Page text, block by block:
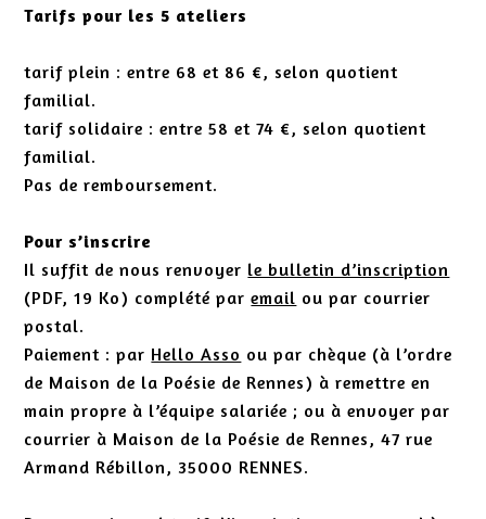
Tarifs pour les 5 ateliers
tarif plein : entre 68 et 86 €, selon quotient
familial.
tarif solidaire : entre 58 et 74 €, selon quotient
familial.
Pas de remboursement.
Pour s’inscrire
Il suffit de nous renvoyer le bulletin d’inscription
(PDF, 19 Ko) complété paremail ou par courrier
postal.
Paiement : par Hello Asso ou par chèque (à l’ordre
de Maison de la Poésie de Rennes) à remettre en
main propre à l’équipe salariée ; ou à envoyer par
courrier à Maison de la Poésie de Rennes, 47 rue
Armand Rébillon, 35000 RENNES.